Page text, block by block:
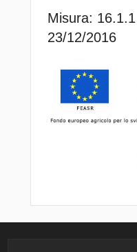
Misura:
23/12/2016